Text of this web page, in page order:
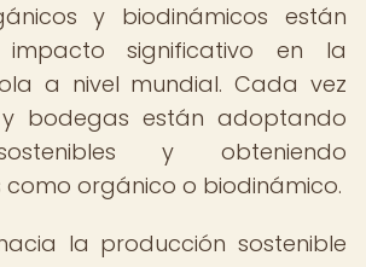
y biodinámicos están
significativo en la
a nivel mundial. Cada vez
bodegas están adoptando
y obteniendo
como orgánico o biodinámico.
la producción sostenible